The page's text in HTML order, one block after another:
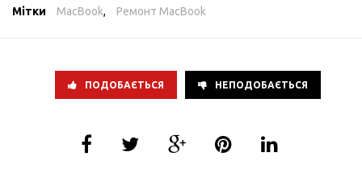
Мітки MacBook, Ремонт MacBook
ПОДОБАЄТЬСЯ НЕПОДОБАЄТЬСЯ